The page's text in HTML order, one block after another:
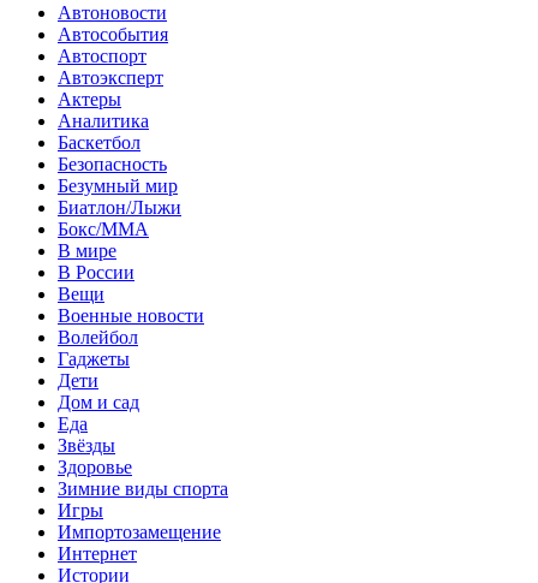
Автоновости
Автособытия
Автоспорт
Автоэксперт
Актеры
Аналитика
Баскетбол
Безопасность
Безумный мир
Биатлон/Лыжи
Бокс/MMA
В мире
В России
Вещи
Военные новости
Волейбол
Гаджеты
Дети
Дом и сад
Еда
Звёзды
Здоровье
Зимние виды спорта
Игры
Импортозамещение
Интернет
Истории